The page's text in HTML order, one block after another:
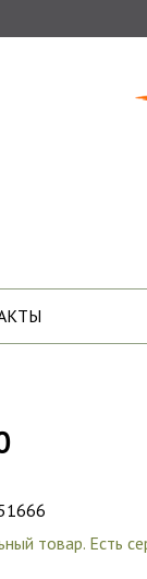
товар. Есть